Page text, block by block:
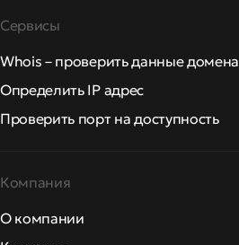
Сервисы
Whois – проверить данные домена
Определить IP адрес
Проверить порт на доступность
Компания
О компании